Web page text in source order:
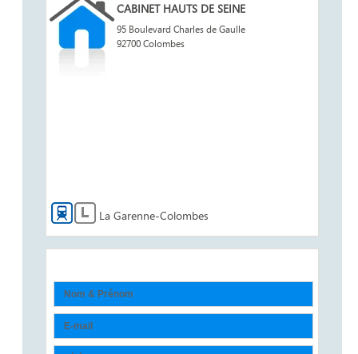
CABINET HAUTS DE SEINE
95 Boulevard Charles de Gaulle
92700 Colombes
La Garenne-Colombes